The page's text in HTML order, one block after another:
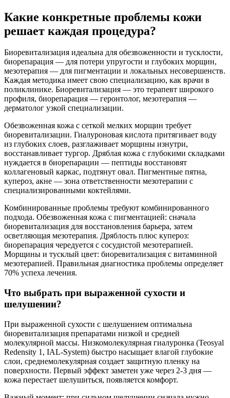
Какие конкретные проблемы кожи
решает каждая процедура?
Биоревитализация идеальна для обезвоженности и тусклости,
биорепарация — для потери упругости и глубоких морщин,
мезотерапия — для пигментации и локальных несовершенств.
Каждая методика имеет свою специализацию, как врачи в
поликлинике. Биоревитализация — это терапевт широкого
профиля, биорепарация — геронтолог, мезотерапия —
дерматолог узкой специализации.
Обезвоженная кожа с сеткой мелких морщин требует
биоревитализации. Гиалуроновая кислота притягивает воду
из глубоких слоев, разглаживает морщины изнутри,
восстанавливает тургор. Дряблая кожа с глубокими складками
нуждается в биорепарации — пептиды восстановят
коллагеновый каркас, подтянут овал. Пигментные пятна,
купероз, акне — зона ответственности мезотерапии с
специализированными коктейлями.
Комбинированные проблемы требуют комбинированного
подхода. Обезвоженная кожа с пигментацией: сначала
биоревитализация для восстановления барьера, затем
осветляющая мезотерапия. Дряблость плюс купероз:
биорепарация чередуется с сосудистой мезотерапией.
Морщины и тусклый цвет: биоревитализация с витаминной
мезотерапией. Правильная диагностика проблемы определяет
70% успеха лечения.
Что выбрать при выраженной сухости и
шелушении?
При выраженной сухости с шелушением оптимальна
биоревитализация препаратами низкой и средней
молекулярной массы. Низкомолекулярная гиалуронка (Teosyal
Redensity 1, IAL-System) быстро насыщает влагой глубокие
слои, среднемолекулярная создает защитную пленку на
поверхности. Первый эффект заметен уже через 2-3 дня —
кожа перестает шелушиться, появляется комфорт.